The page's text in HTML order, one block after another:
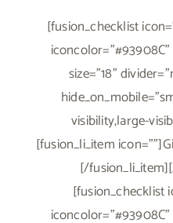
[fusion_checklist
size="18"
visibility,large-
[fusion_li_item
[/
[fusion_checklist